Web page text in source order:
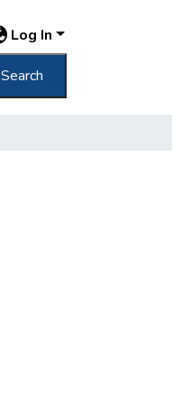
Log In
Search